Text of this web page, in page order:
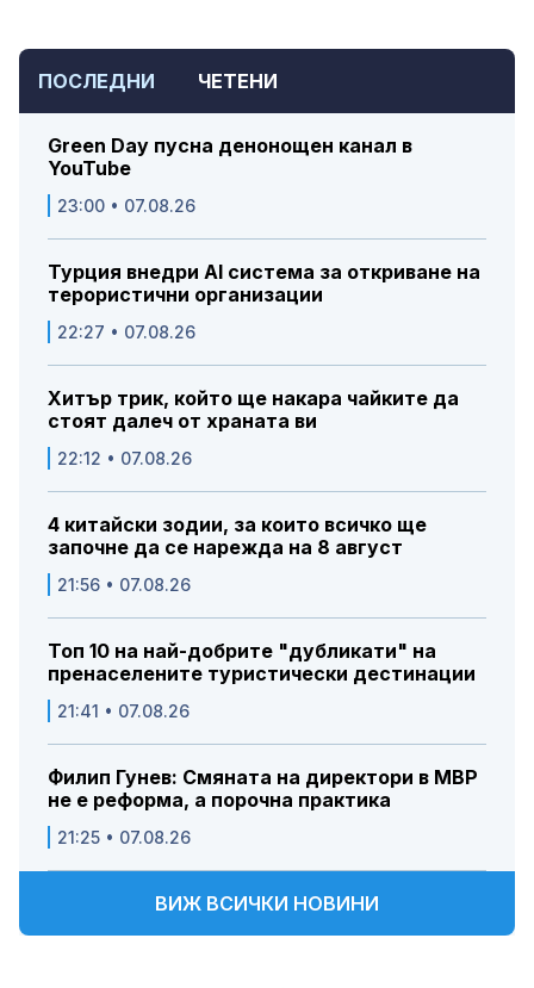
ПОСЛЕДНИ ЧЕТЕНИ
Green Day пусна денонощен канал в
YouTube
23:00 • 07.08.26
Турция внедри AI система за откриване на
терористични организации
22:27 • 07.08.26
Хитър трик, който ще накара чайките да
стоят далеч от храната ви
22:12 • 07.08.26
4 китайски зодии, за които всичко ще
започне да се нарежда на 8 август
21:56 • 07.08.26
Топ 10 на най-добрите "дубликати" на
пренаселените туристически дестинации
21:41 • 07.08.26
Филип Гунев: Смяната на директори в МВР
не е реформа, а порочна практика
21:25 • 07.08.26
ВИЖ ВСИЧКИ НОВИНИ